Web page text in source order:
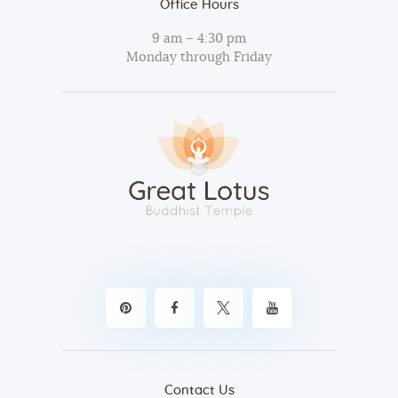
Office Hours
9 am – 4:30 pm
Monday through Friday
Contact Us